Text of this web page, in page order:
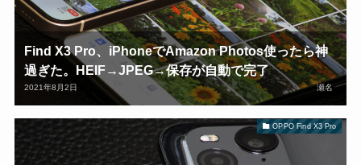
Find X3 Pro、iPhoneでAmazon Photos使ったら神
過ぎた。HEIF→JPEG→保存が自動で完了
2021年8月2日 瀬名
OPPO Find X3 Pro